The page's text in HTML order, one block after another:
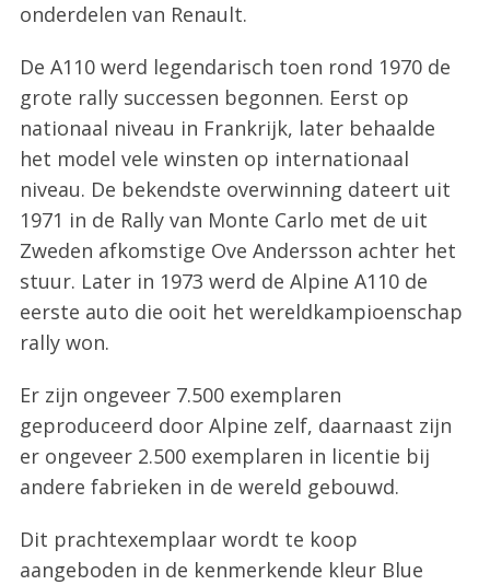
onderdelen van Renault.
De A110 werd legendarisch toen rond 1970 de
grote rally successen begonnen. Eerst op
nationaal niveau in Frankrijk, later behaalde
het model vele winsten op internationaal
niveau. De bekendste overwinning dateert uit
1971 in de Rally van Monte Carlo met de uit
Zweden afkomstige Ove Andersson achter het
stuur. Later in 1973 werd de Alpine A110 de
eerste auto die ooit het wereldkampioenschap
rally won.
Er zijn ongeveer 7.500 exemplaren
geproduceerd door Alpine zelf, daarnaast zijn
er ongeveer 2.500 exemplaren in licentie bij
andere fabrieken in de wereld gebouwd.
Dit prachtexemplaar wordt te koop
aangeboden in de kenmerkende kleur Blue